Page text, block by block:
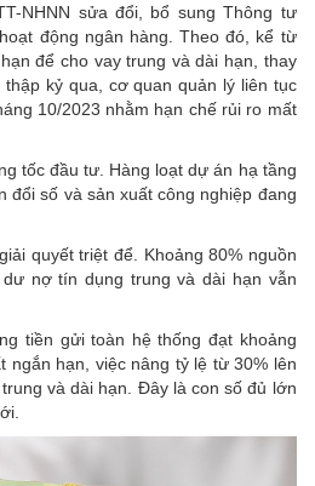
NHNN sửa đổi, bổ sung Thông tư
động ngân hàng. Theo đó, kể từ
để cho vay trung và dài hạn, thay
kỷ qua, cơ quan quản lý liên tục
10/2023 nhằm hạn chế rủi ro mất
tốc đầu tư. Hàng loạt dự án hạ tầng
đổi số và sản xuất công nghiệp đang
quyết triệt để. Khoảng 80% nguồn
nợ tín dụng trung và dài hạn vẫn
tiền gửi toàn hệ thống đạt khoảng
ngắn hạn, việc nâng tỷ lệ từ 30% lên
và dài hạn. Đây là con số đủ lớn